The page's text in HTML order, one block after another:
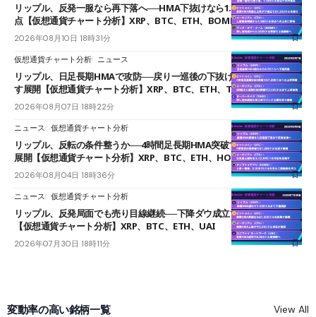
リップル、反発一服なら再下落へ──HMA下抜けなら1.008ドルが次の焦
点【仮想通貨チャート分析】XRP、BTC、ETH、BOME
2026年08月10日 18時31分
仮想通貨チャート分析 ニュース
リップル、日足長期HMAで攻防──戻り一巡後の下抜けで0.95ドルを試
す展開【仮想通貨チャート分析】XRP、BTC、ETH、TAKE
2026年08月07日 18時22分
ニュース 仮想通貨チャート分析
リップル、反転の条件整うか──4時間足長期HMA突破で雲下端を目指す
展開【仮想通貨チャート分析】XRP、BTC、ETH、HOME
2026年08月04日 18時36分
ニュース 仮想通貨チャート分析
リップル、反発局面でも売り目線継続──下降ダウ成立で下値追う展開
【仮想通貨チャート分析】XRP、BTC、ETH、UAI
2026年07月30日 18時11分
変動率の高い銘柄一覧 View All